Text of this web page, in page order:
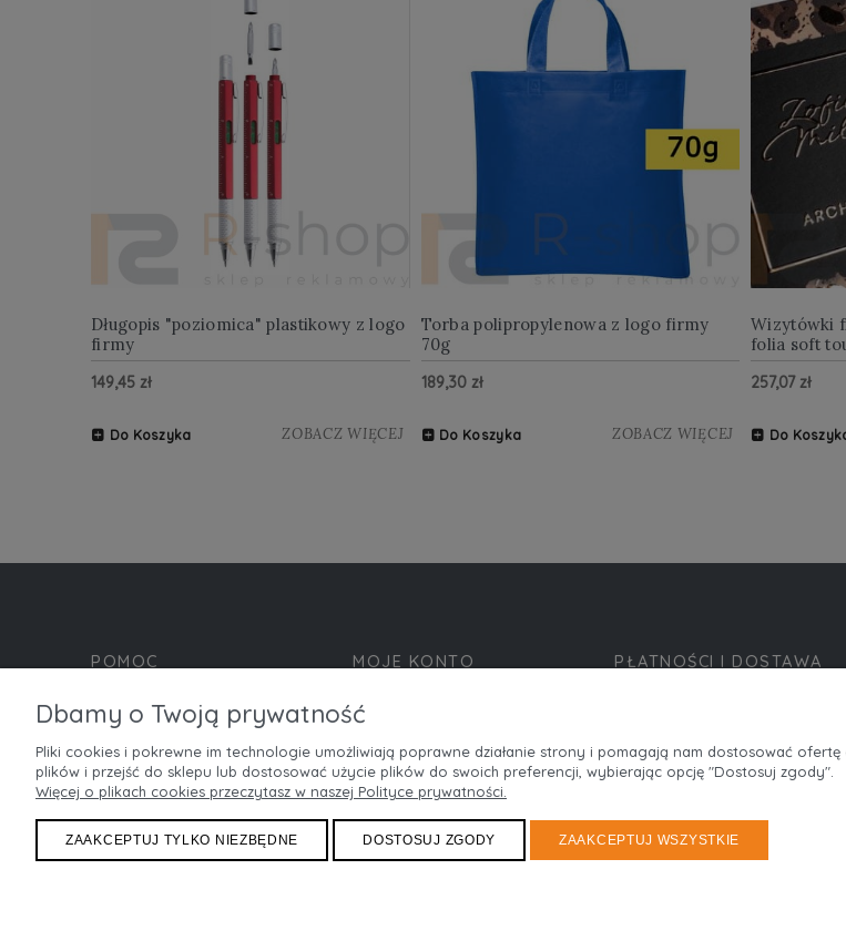
Długopis "poziomica" plastikowy z logo
firmy
149,45 zł
Do Koszyka ZOBACZ WIĘCEJ
Torba polipropylenowa z logo firmy
70g
189,30 zł
Do Koszyka ZOBACZ WIĘCEJ
Wizytówki
folia soft
257,07 zł
Do
POMOC
Zwroty i reklamacje
Regulamin
MOJE KONTO
Twoje zamówienia
Przechowalnia
PŁATNOŚCI I DOSTAWA
Dbamy o Twoją prywatność
Pliki cookies i pokrewne im technologie umożliwiają poprawne działanie strony i pomagają nam dostosować
plików i przejść do sklepu lub dostosować użycie plików do swoich preferencji, wybierając opcję "Dostosuj zgody".
Więcej o plikach cookies przeczytasz w naszej Polityce prywatności.
ZAAKCEPTUJ TYLKO NIEZBĘDNE DOSTOSUJ ZGODY ZAAKCEPTUJ WSZYSTKIE